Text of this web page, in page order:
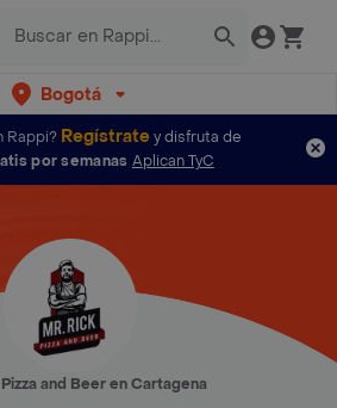
Bogotá
Rappi? Regístratey disfruta de
por semanas Aplican TyC
and Beer en Cartagena